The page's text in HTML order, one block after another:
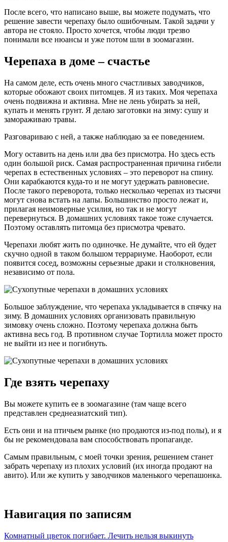
После всего, что написано выше, вы можете подумать, что
решение завести черепаху было ошибочным. Такой задачи у
автора не стояло. Просто хочется, чтобы люди трезво
понимали все нюансы и уже потом шли в зоомагазин.
Черепаха в доме – счастье
На самом деле, есть очень много счастливых заводчиков,
которые обожают своих питомцев. Я из таких. Моя черепаха
очень подвижна и активна. Мне не лень убирать за ней,
купать и менять грунт. Я делаю заготовки на зиму: сушу и
замораживаю травы.
Разговариваю с ней, а также наблюдаю за ее поведением.
Могу оставить на день или два без присмотра. Но здесь есть
один большой риск. Самая распространенная причина гибели
черепах в естественных условиях – это переворот на спину.
Они карабкаются куда-то и не могут удержать равновесие.
После такого переворота, только несколько черепах из тысячи
могут снова встать на лапы. Большинство просто лежат и,
прилагая неимоверные усилия, но так и не могут
перевернуться. В домашних условиях такое тоже случается.
Поэтому оставлять питомца без присмотра чревато.
Черепахи любят жить по одиночке. Не думайте, что ей будет
скучно одной в таком большом террариуме. Наоборот, если
появится сосед, возможны серьезные драки и столкновения,
независимо от пола.
Большое заблуждение, что черепаха укладывается в спячку на
зиму. В домашних условиях организовать правильную
зимовку очень сложно. Поэтому черепаха должна быть
активна весь год. В противном случае Тортилла может просто
не выйти из нее и погибнуть.
Где взять черепаху
Вы можете купить ее в зоомагазине (там чаще всего
представлен среднеазиатский тип).
Есть они и на птичьем рынке (но продаются из-под полы), и я
бы не рекомендовала вам способствовать пропаганде.
Самым правильным, с моей точки зрения, решением станет
забрать черепаху из плохих условий (их иногда продают на
авито). Или же купить у заводчиков маленького черепашонка.
Навигация по записям
Комнатный цветок погибает. Лечить нельзя выкинуть